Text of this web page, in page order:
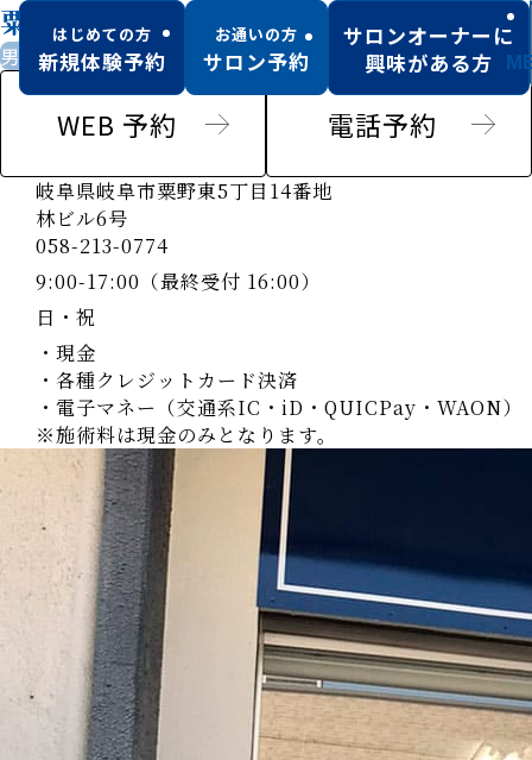
粟野店
男性歓迎キッズスペース有駐車場あり
WEB 予約 電話予約
岐阜県岐阜市粟野東5丁目14番地
林ビル6号
058-213-0774
9:00-17:00（最終受付 16:00）
日・祝
・現金
・各種クレジットカード決済
・電子マネー（交通系IC・iD・QUICPay・WAON）
※施術料は現金のみとなります。
はじめての方
新規体験予約
お通いの方
サロン予約
サロンオーナーに
興味がある方